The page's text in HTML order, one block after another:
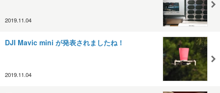
2019.11.04
DJI Mavic mini が発表されましたね！
2019.11.04